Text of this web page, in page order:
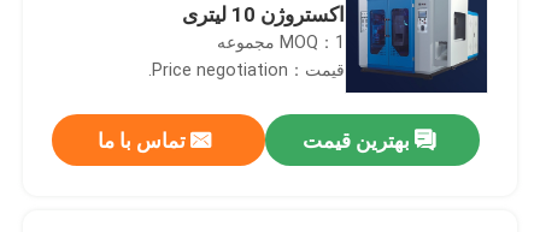
اکستروژن 10 لیتری
MOQ：1 مجموعه
قیمت：Price negotiation.
بهترین قیمت تماس با ما